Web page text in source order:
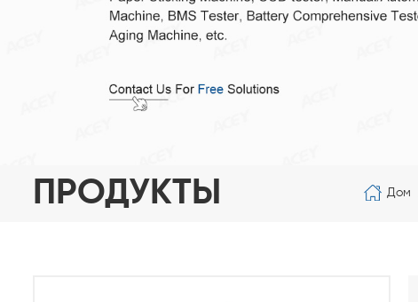
ПРОДУКТЫ Дом